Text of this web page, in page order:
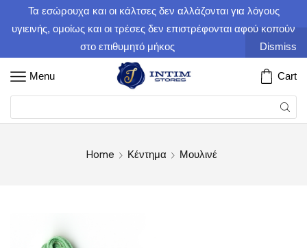
Τα εσώρουχα και οι κάλτσες δεν αλλάζονται για λόγους
υγιεινής, ομοίως και οι τρέσες δεν επιστρέφονται αφού κοπούν
στο επιθυμητό μήκος
Dismiss
Menu Cart
Home Κέντημα Μουλινέ